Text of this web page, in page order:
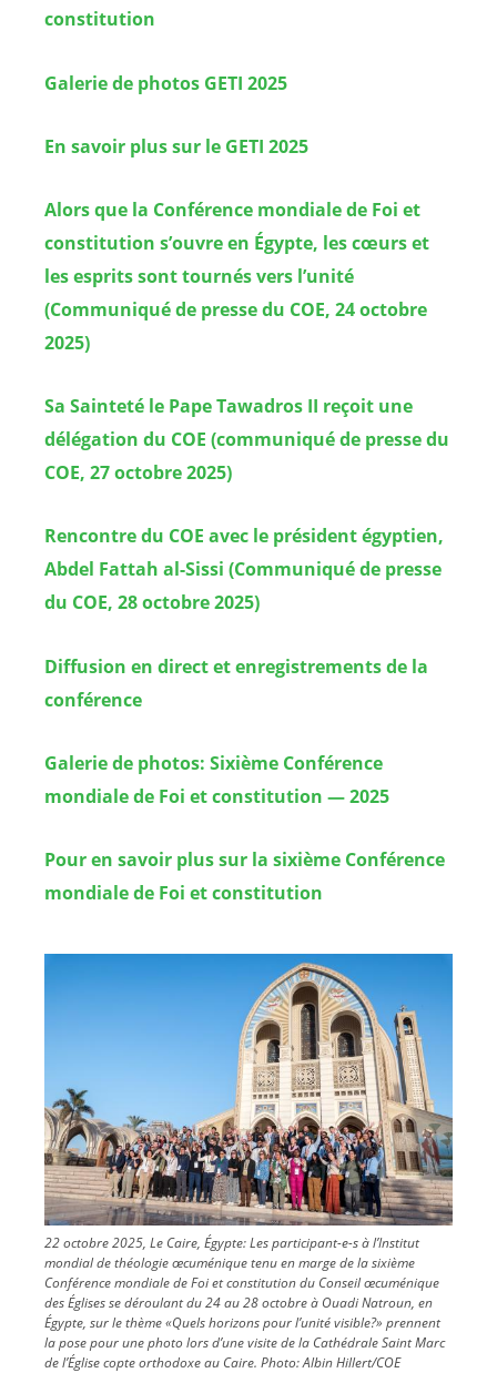
constitution
Galerie de photos GETI 2025
En savoir plus sur le GETI 2025
Alors que la Conférence mondiale de Foi et
constitution s’ouvre en Égypte, les cœurs et
les esprits sont tournés vers l’unité
(Communiqué de presse du COE, 24 octobre
2025)
Sa Sainteté le Pape Tawadros II reçoit une
délégation du COE (communiqué de presse du
COE, 27 octobre 2025)
Rencontre du COE avec le président égyptien,
Abdel Fattah al-Sissi (Communiqué de presse
du COE, 28 octobre 2025)
Diffusion en direct et enregistrements de la
conférence
Galerie de photos: Sixième Conférence
mondiale de Foi et constitution — 2025
Pour en savoir plus sur la sixième Conférence
mondiale de Foi et constitution
22 octobre 2025, Le Caire, Égypte: Les participant-e-s à l’Institut
mondial de théologie œcuménique tenu en marge de la sixième
Conférence mondiale de Foi et constitution du Conseil œcuménique
des Églises se déroulant du 24 au 28 octobre à Ouadi Natroun, en
Égypte, sur le thème «Quels horizons pour l’unité visible?» prennent
la pose pour une photo lors d’une visite de la Cathédrale Saint Marc
de l’Église copte orthodoxe au Caire. Photo:Albin Hillert/COE